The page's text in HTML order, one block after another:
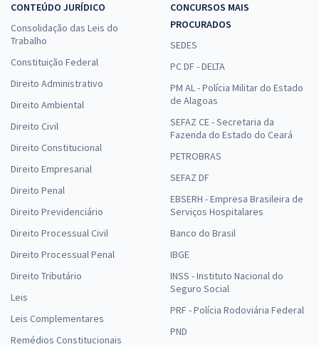
CONTEÚDO JURÍDICO
Consolidação das Leis do
Trabalho
Constituição Federal
Direito Administrativo
Direito Ambiental
Direito Civil
Direito Constitucional
Direito Empresarial
Direito Penal
Direito Previdenciário
Direito Processual Civil
Direito Processual Penal
Direito Tributário
Leis
Leis Complementares
Remédios Constitucionais
CONCURSOS MAIS
PROCURADOS
SEDES
PC DF - DELTA
PM AL - Polícia Militar do Estado
de Alagoas
SEFAZ CE - Secretaria da
Fazenda do Estado do Ceará
PETROBRAS
SEFAZ DF
EBSERH - Empresa Brasileira de
Serviços Hospitalares
Banco do Brasil
IBGE
INSS - Instituto Nacional do
Seguro Social
PRF - Polícia Rodoviária Federal
PND